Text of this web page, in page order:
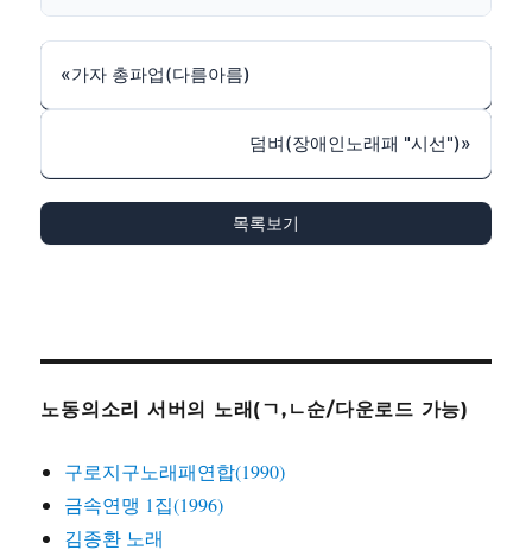
«가자 총파업(다름아름)
덤벼(장애인노래패 "시선")»
목록보기
노동의소리 서버의 노래(ㄱ,ㄴ순/다운로드 가능)
구로지구노래패연합(1990)
금속연맹 1집(1996)
김종환 노래